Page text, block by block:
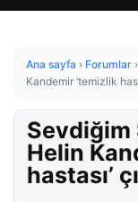
Ana sayfa › Forumlar ›
Kandemir ‘temizlik
Sevdiğim
Helin
hastası’